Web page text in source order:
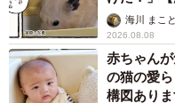
海川 まこと
2026.08.08
赤ちゃん
の猫の愛
構図あり